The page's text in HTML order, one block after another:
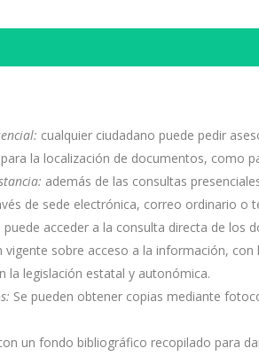
cualquier ciudadano puede pedir
la localización de documentos, como
además de las consultas
de sede electrónica, correo ordinario o
puede acceder a la consulta directa de los
vigente sobre acceso a la información, con
la legislación estatal y autonómica.
Se pueden obtener copias mediante
un fondo bibliográfico recopilado para